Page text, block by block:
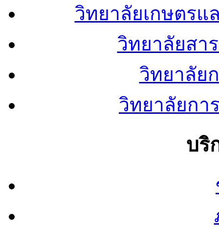
วิทยาลัยเกษตรแ
วิทยาลัยสา
วิทยาลัย
วิทยาลัยก
บริ